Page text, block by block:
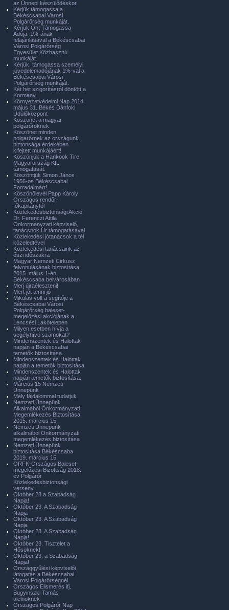
az Ünnepi készülődéskor
Kérjük támogassa a
Békéscsabai Városi
Polgárőrség munkáját.
Kérjük Önt Támogassa
Adója. 1%-ának
felajánlásával a Békéscsabai
Városi Polgárőrség
Egyesület Közhasznú
munkáját.
Kérjük, támogassa személyi
jövedelemadójának 1%-val a
Békéscsabai Városi
Polgárőrség munkáját.
Két hét szigorításról döntött a
Kormány.
Környezetvédelmi Nap 2014.
május 31. Békés Dánfoki
Üdülőközpont
Köszönet a magyar
polgárőröknek
Köszönet minden
polgárőrnek az országunk
biztonsága érdekében
kifejtett munkájáért!
Köszönjük a Hankook Tire
Magyarország Kft.
támogatását.
Köszöntjük Simon János
1956-os Békéscsabai
Forradalmárt!
Köszönőlevél Papp Károly
Országos rendőr-
főkapitánytól
Közlekedésbiztonsági Akció
Dr. Ferenczi Attila
Önkormányzati képviselő,
tanácsnok Úr támogatásával
Közlekedési jótanácsok a tél
közeledtével
Közlekedési tanácsaink az
őszi időszakra
Magyar Nemzeti Cirkusz
felvonulásának biztosítása
2015. május 1-én
Békéscsaba belvárosában
Merj újraéleszteni!
Mert jót tenni jó
Mikulás volt a segítője a
Békéscsabai Városi
Polgárőrség baleset-
megelőzési akciójának a
Lencsési Lakótelepen
Milyen esetben hívja a
segélyhívó számokat?
Mindenszentek és Halottak
napján a Békéscsabai
temetők biztosítása.
Mindenszentek és Halottak
napján a temetők biztosítása.
Mindenszentek és Halottak
napján temetők biztosítása.
Március 15 Nemzeti
Ünnepünk
Mély fájdalommal tudatjuk
Nemzeti Ünnepünk
Alkalmából Önkormányzati
Megemlékezés Biztosítása
2015. március 15.
Nemzeti Ünnepünk
alkalmából Önkormányzati
megemlékezés biztosítása
Nemzeti Ünnepünk
biztosítása Békéscsaba
2019. március 15.
ORFK-Országos Baleset-
megelőzési Bizottság 2018.
év Polgárőr
Közlekedésbiztonsági
verseny.
Október 23 a Szabadság
Napja!
Október 23. A Szabadság
Napja
Október 23. A Szabadság
Napja
Október 23. A Szabadság
Napja!
Október 23. Tisztelet a
Hősöknek!
Október 23. a Szabadság
Napja!
Országgyűlési képviselői
látogatás a Békéscsabai
Városi Polgárőrségnél
Országos Elismerés ifj.
Bugyinszki Tamás
alelnöknek
Országos Polgárőr Nap